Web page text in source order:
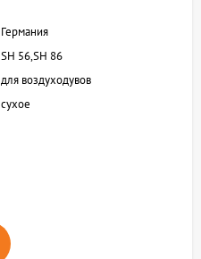
Германия
SH 56,SH 86
для воздуходувов
сухое